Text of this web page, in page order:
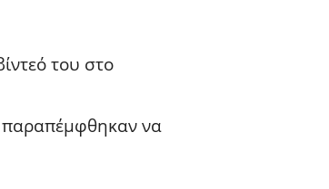
του στο
παραπέμφθηκαν να